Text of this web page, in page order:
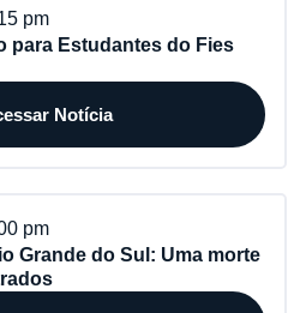
pm
para Estudantes do Fies
Notícia
pm
Grande do Sul: Uma morte